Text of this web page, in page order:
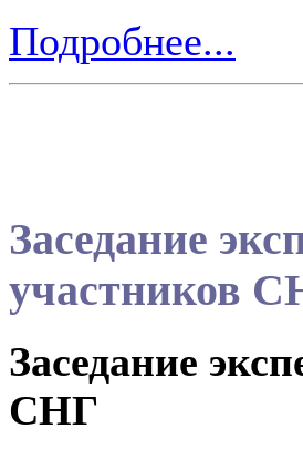
Подробнее...
Заседание
участников
Заседание
СНГ